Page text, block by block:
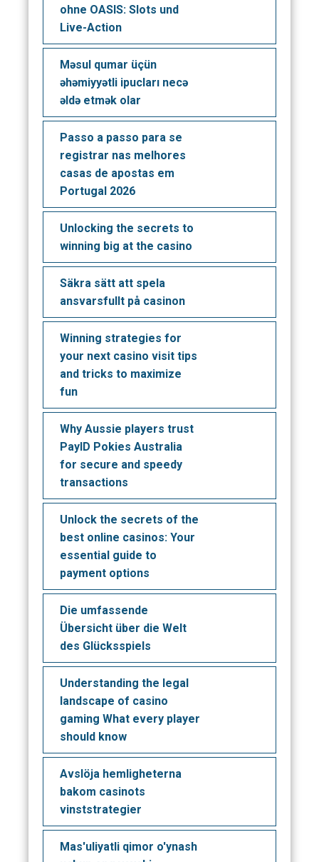
ohne OASIS: Slots und
Live-Action
Məsul qumar üçün
əhəmiyyətli ipucları necə
əldə etmək olar
Passo a passo para se
registrar nas melhores
casas de apostas em
Portugal 2026
Unlocking the secrets to
winning big at the casino
Säkra sätt att spela
ansvarsfullt på casinon
Winning strategies for
your next casino visit tips
and tricks to maximize
fun
Why Aussie players trust
PayID Pokies Australia
for secure and speedy
transactions
Unlock the secrets of the
best online casinos: Your
essential guide to
payment options
Die umfassende
Übersicht über die Welt
des Glücksspiels
Understanding the legal
landscape of casino
gaming What every player
should know
Avslöja hemligheterna
bakom casinots
vinststrategier
Mas'uliyatli qimor o'ynash